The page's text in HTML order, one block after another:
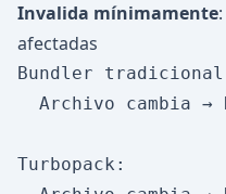
Invalida mínimamente
afectadas
Bundler
Archivo cambia →
Turbopack: